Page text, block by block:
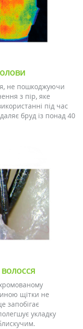
не пошкоджуючи
з пір, яке
під час
бруд із понад 40
щітки не
запобігає
укладку